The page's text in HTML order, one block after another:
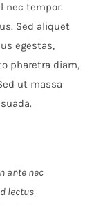
nec tempor.
Sed aliquet
egestas,
pharetra diam,
ut massa
ante nec
lectus